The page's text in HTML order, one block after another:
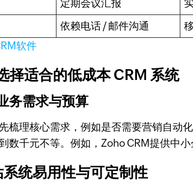
定期会议汇报
依赖电话 / 邮件沟通
择适合的低成本 CRM 系统
务需求与预算
梳理核心需求，例如是否需要营销自动
数千元不等。例如，Zoho CRM提供中
系统易用性与可定制性